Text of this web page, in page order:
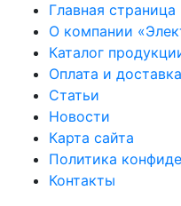
Главная страница
О компании
Каталог
Оплата и доставка
Статьи
Новости
Карта сайта
Политика
Контакты